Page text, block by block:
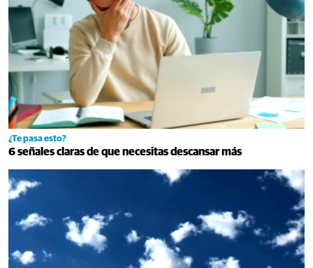
¿Te pasa esto?
6 señales claras de que necesitas descansar más